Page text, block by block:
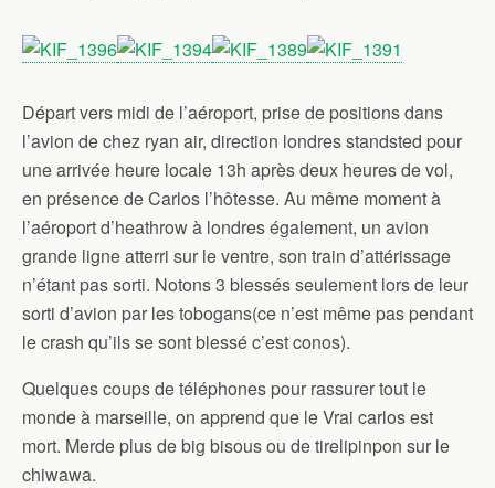
Départ vers midi de l’aéroport, prise de positions dans
l’avion de chez ryan air, direction londres standsted pour
une arrivée heure locale 13h après deux heures de vol,
en présence de Carlos l’hôtesse. Au même moment à
l’aéroport d’heathrow à londres également, un avion
grande ligne atterri sur le ventre, son train d’attérissage
n’étant pas sorti. Notons 3 blessés seulement lors de leur
sorti d’avion par les tobogans(ce n’est même pas pendant
le crash qu’ils se sont blessé c’est conos).
Quelques coups de téléphones pour rassurer tout le
monde à marseille, on apprend que le Vrai carlos est
mort. Merde plus de big bisous ou de tirelipinpon sur le
chiwawa.